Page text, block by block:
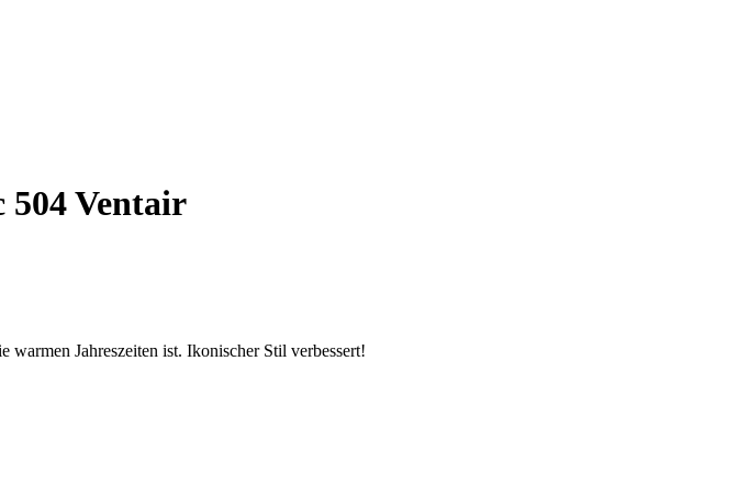
504 Ventair
Jahreszeiten ist. Ikonischer Stil verbessert!